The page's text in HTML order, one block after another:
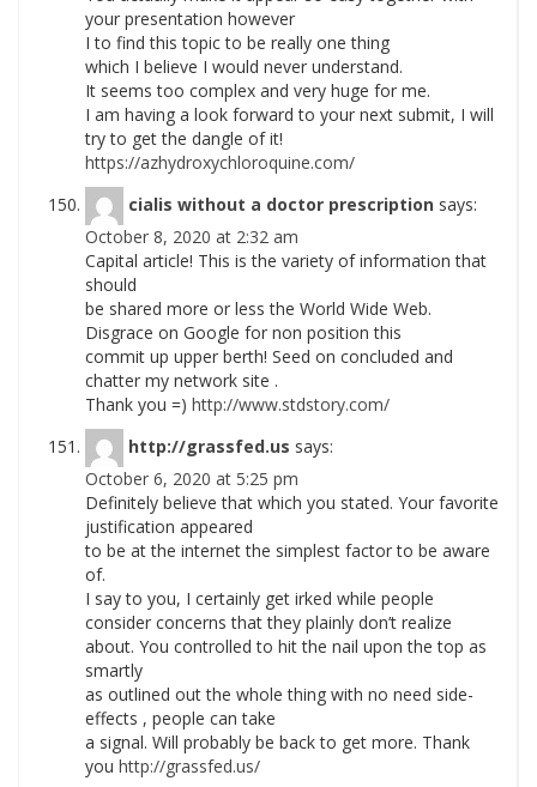
your presentation however
I to find this topic to be really one thing
which I believe I would never understand.
It seems too complex and very huge for me.
I am having a look forward to your next submit, I will
try to get the dangle of it!
https://azhydroxychloroquine.com/
cialis without a doctor prescription says:
October 8, 2020 at 2:32 am
Capital article! This is the variety of information that
should
be shared more or less the World Wide Web.
Disgrace on Google for non position this
commit up upper berth! Seed on concluded and
chatter my network site .
Thank you =) http://www.stdstory.com/
http://grassfed.us says:
October 6, 2020 at 5:25 pm
Definitely believe that which you stated. Your favorite
justification appeared
to be at the internet the simplest factor to be aware
of.
I say to you, I certainly get irked while people
consider concerns that they plainly don’t realize
about. You controlled to hit the nail upon the top as
smartly
as outlined out the whole thing with no need side-
effects , people can take
a signal. Will probably be back to get more. Thank
you http://grassfed.us/